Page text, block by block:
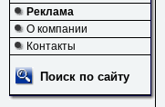
Реклама
О компании
Контакты
Поиск по сайту